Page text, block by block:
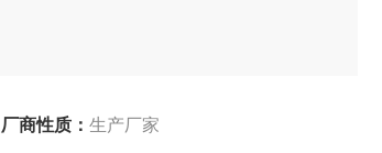
厂商性质： 生产厂家